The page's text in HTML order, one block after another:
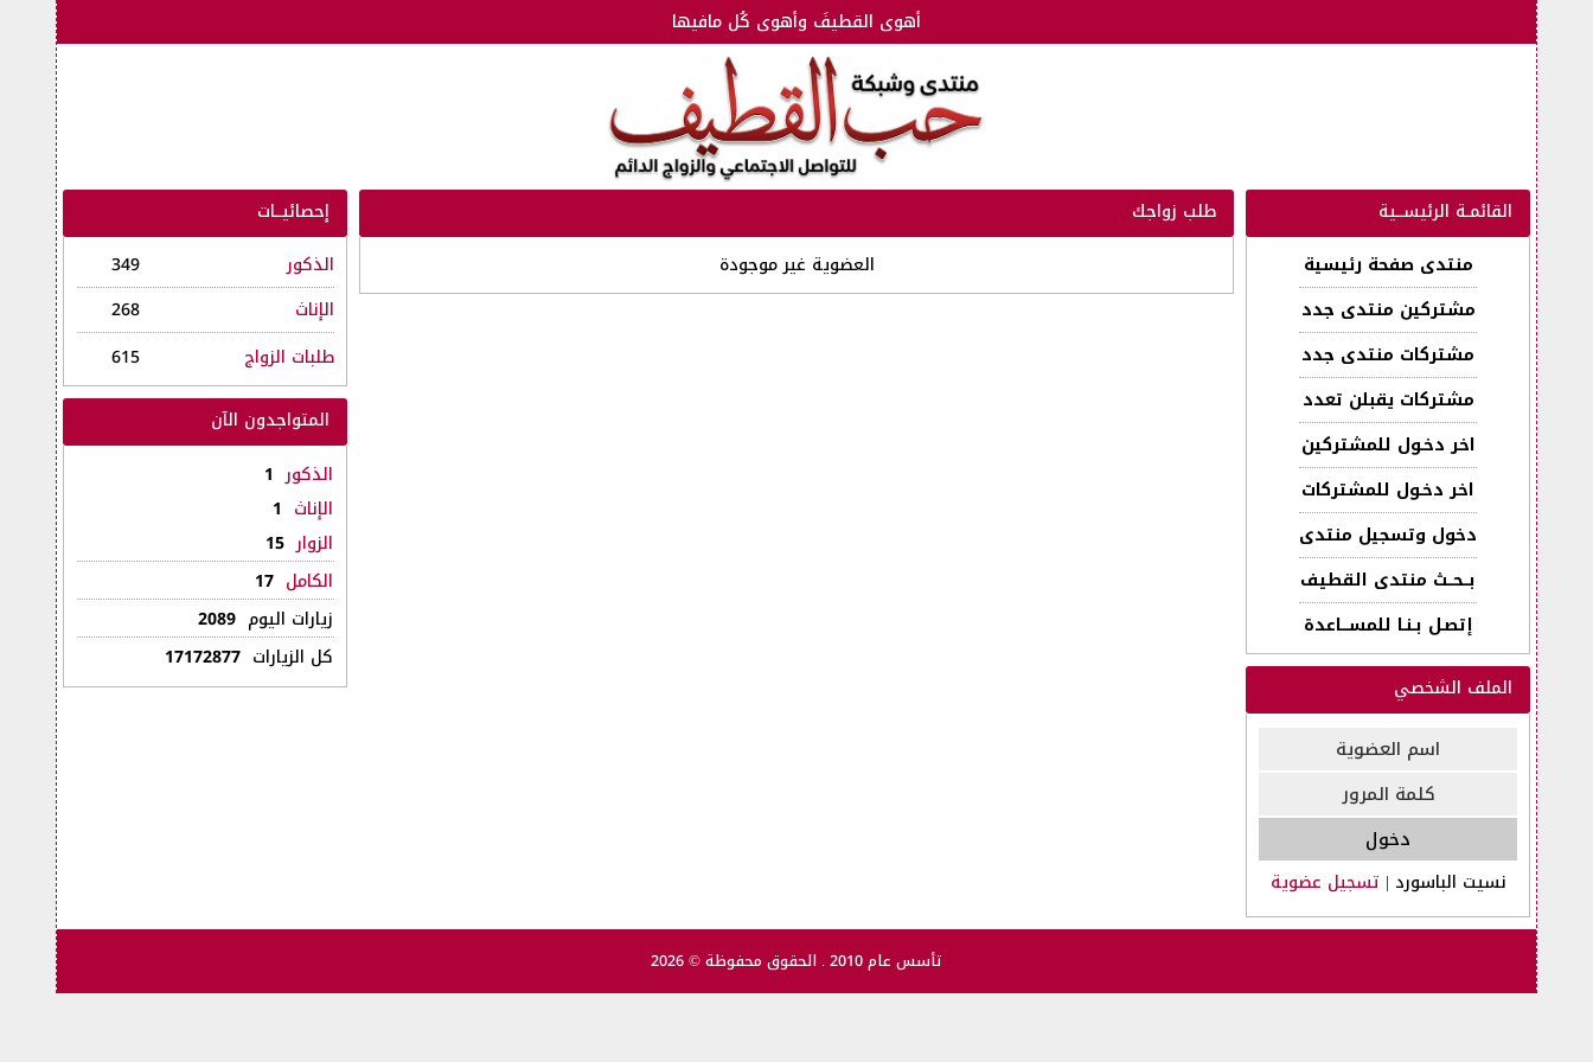
أهوى القطيفَ وأهوى كُل مافيها
القائمـة الرئيســية
منتدى صفحة رئيسية
مشتركين منتدى جدد
مشتركات منتدى جدد
مشتركات يقبلن تعدد
اخر دخـول للمشتركين
اخر دخـول للمشتركات
دخول وتسجيل منتدى
بــحــث منتدى القطيف
إتصـل بـنـا للمســـاعدة
الملف الشخصي
نسيت الباسورد | تسجيل عضوية
طلب زواجك
العضوية غير موجودة
إحصائيــات
الذكور
349
الإناث
268
طلبات الزواج
615
المتواجدون الآن
الذكور 1
الإناث 1
الزوار 15
الكامل 17
زيارات اليوم2089
كل الزيارات17172877
تأسس عام 2010 . الحقوق محفوظة © 2026